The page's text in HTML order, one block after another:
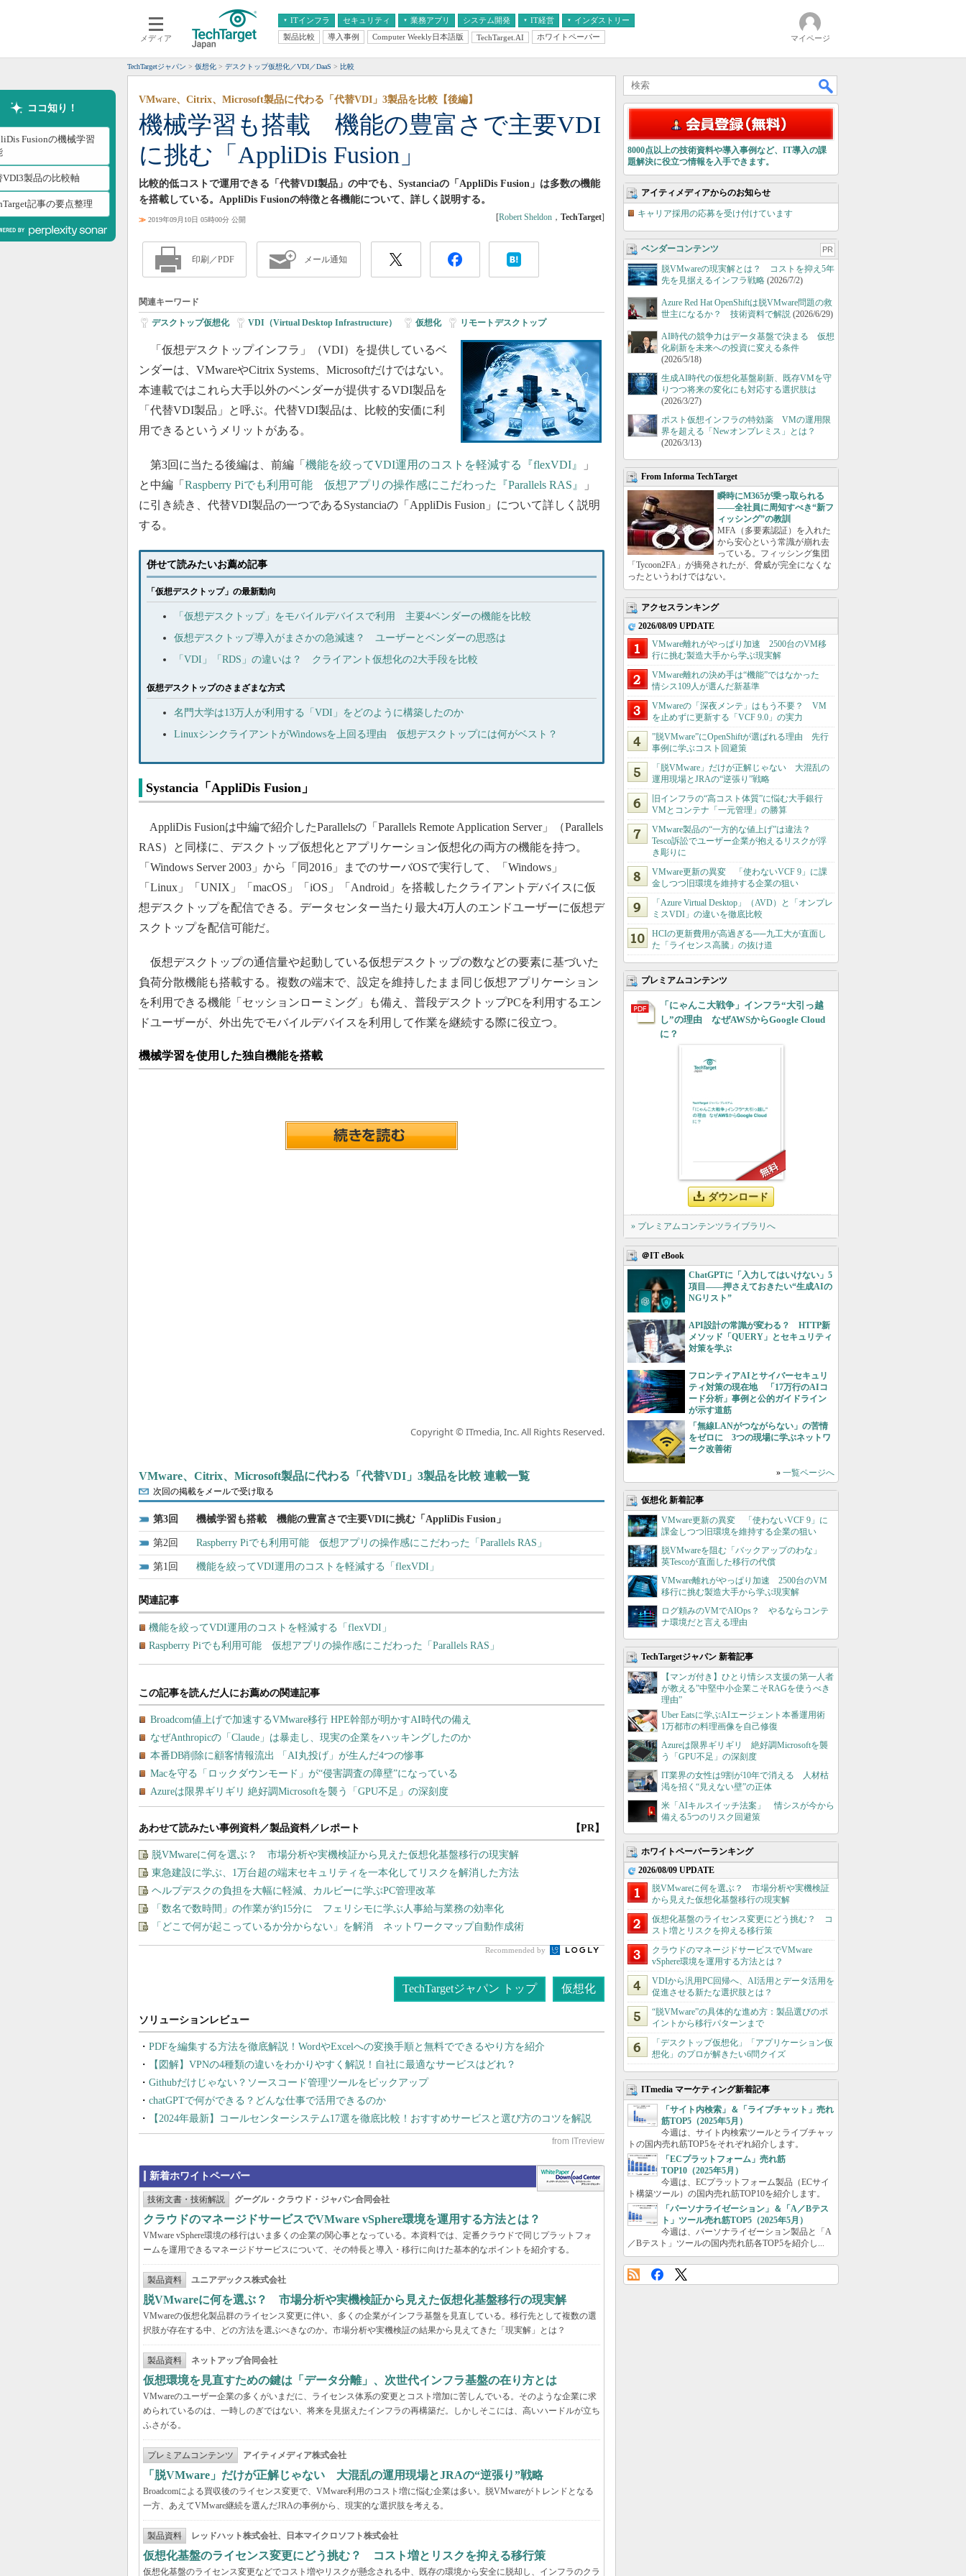
メディア
ITインフラ
クラウド
スマートモバイル
ネットワーク
システム運用管理
セキュリティ 業務アプリ
エンタープライズAI
ERP
CX
情報系システム
システム開発 IT経営
経営とIT
インダストリー
医療IT
製品比較 導入事例 Computer Weekly日本語版 TechTarget.AI ホワイトペーパー マイページ
TechTargetジャパン 仮想化 デスクトップ仮想化／VDI／DaaS 比較
ココ知り！
Fusionの機械学習
VDI3製品の比較軸
記事の要点整理
機械学習も搭載 機能の豊富さで主要VDI
に挑む「AppliDis Fusion」
VMware、Citrix、Microsoft製品に代わる「代替VDI」3製品を比較【後編】
比較的低コストで運用できる「代替VDI製品」の中でも、Systanciaの「AppliDis Fusion」は多数の機能
を搭載している。AppliDis Fusionの特徴と各機能について、詳しく説明する。
≫ 2019年09月10日 05時00分 公開 [Robert Sheldon ， TechTarget]
印刷／PDF メール通知
関連キーワード
デスクトップ仮想化| VDI（Virtual Desktop Infrastructure） 仮想化| リモートデスクトップ
「仮想デスクトップインフラ」（VDI）を提供しているベ
ンダーは、VMwareやCitrix Systems、Microsoftだけではない。
本連載ではこれら大手以外のベンダーが提供するVDI製品を
「代替VDI製品」と呼ぶ。代替VDI製品は、比較的安価に利
用できるというメリットがある。
第3回に当たる後編は、前編「 機能を絞ってVDI運用のコストを軽減する『flexVDI』
」
と中編「 Raspberry Piでも利用可能 仮想アプリの操作感にこだわった『Parallels RAS』
」
に引き続き、代替VDI製品の一つであるSystanciaの「AppliDis Fusion」について詳しく説明
する。
併せて読みたいお薦め記事
「仮想デスクトップ」の最新動向
「仮想デスクトップ」をモバイルデバイスで利用 主要4ベンダーの機能を比較
仮想デスクトップ導入がまさかの急減速？ ユーザーとベンダーの思惑は
「VDI」「RDS」の違いは？ クライアント仮想化の2大手段を比較
仮想デスクトップのさまざまな方式
名門大学は13万人が利用する「VDI」をどのように構築したのか
LinuxシンクライアントがWindowsを上回る理由 仮想デスクトップには何がベスト？
Systancia「AppliDis Fusion」
AppliDis Fusionは中編で紹介したParallelsの「Parallels Remote Application Server」（Parallels
RAS）と同様に、デスクトップ仮想化とアプリケーション仮想化の両方の機能を持つ。
「Windows Server 2003」から「同2016」までのサーバOSで実行して、「Windows」
「Linux」「UNIX」「macOS」「iOS」「Android」を搭載したクライアントデバイスに仮
想デスクトップを配信できる。データセンター当たり最大4万人のエンドユーザーに仮想デ
スクトップを配信可能だ。
仮想デスクトップの通信量や起動している仮想デスクトップの数などの要素に基づいた
負荷分散機能も搭載する。複数の端末で、設定を維持したまま同じ仮想アプリケーション
を利用できる機能「セッションローミング」も備え、普段デスクトップPCを利用するエン
ドユーザーが、外出先でモバイルデバイスを利用して作業を継続する際に役立つ。
機械学習を使用した独自機能を搭載
Copyright © ITmedia, Inc. All Rights Reserved.
VMware、Citrix、Microsoft製品に代わる「代替VDI」3製品を比較 連載一覧
次回の掲載をメールで受け取る
3 機械学習も搭載 機能の豊富さで主要VDIに挑む「AppliDis Fusion」
2 Raspberry Piでも利用可能 仮想アプリの操作感にこだわった「Parallels RAS」
1 機能を絞ってVDI運用のコストを軽減する「flexVDI」
関連記事
機能を絞ってVDI運用のコストを軽減する「flexVDI」
Raspberry Piでも利用可能 仮想アプリの操作感にこだわった「Parallels RAS」
あわせて読みたい事例資料／製品資料／レポート 【PR】
脱VMwareに何を選ぶ？ 市場分析や実機検証から見えた仮想化基盤移行の現実解
東急建設に学ぶ、1万台超の端末セキュリティを一本化してリスクを解消した方法
ヘルプデスクの負担を大幅に軽減、カルビーに学ぶPC管理改革
「数名で数時間」の作業が約15分に フェリシモに学ぶ人事給与業務の効率化
「どこで何が起こっているか分からない」を解消 ネットワークマップ自動作成術
Recommended by
TechTargetジャパン トップ 仮想化
PDFを編集する方法を徹底解説！WordやExcelへの変換手順と無料でできるやり方を紹介
【図解】VPNの4種類の違いをわかりやすく解説！自社に最適なサービスはどれ？
Githubだけじゃない？ソースコード管理ツールをピックアップ
chatGPTで何ができる？どんな仕事で活用できるのか
【2024年最新】コールセンターシステム17選を徹底比較！おすすめサービスと選び方のコツを解説
新着ホワイトペーパー
技術文書・技術解説 グーグル・クラウド・ジャパン合同会社
クラウドのマネージドサービスでVMware vSphere環境を運用する方法とは？
VMware vSphere環境の移行はいま多くの企業の関心事となっている。本資料では、定番クラウドで同じプラットフォ
ームを運用できるマネージドサービスについて、その特長と導入・移行に向けた基本的なポイントを紹介する。
製品資料 ユニアデックス株式会社
脱VMwareに何を選ぶ？ 市場分析や実機検証から見えた仮想化基盤移行の現実解
VMwareの仮想化製品群のライセンス変更に伴い、多くの企業がインフラ基盤を見直している。移行先として複数の選
択肢が存在する中、どの方法を選ぶべきなのか。市場分析や実機検証の結果から見えてきた「現実解」とは？
製品資料 ネットアップ合同会社
仮想環境を見直すための鍵は「データ分離」、次世代インフラ基盤の在り方とは
VMwareのユーザー企業の多くがいまだに、ライセンス体系の変更とコスト増加に苦しんでいる。そのような企業に求
められているのは、一時しのぎではない、将来を見据えたインフラの再構築だ。しかしそこには、高いハードルが立ち
ふさがる。
プレミアムコンテンツ アイティメディア株式会社
「脱VMware」だけが正解じゃない 大混乱の運用現場とJRAの“逆張り”戦略
Broadcomによる買収後のライセンス変更で、VMware利用のコスト増に悩む企業は多い。脱VMwareがトレンドとなる
一方、あえてVMware継続を選んだJRAの事例から、現実的な選択肢を考える。
製品資料 レッドハット株式会社、日本マイクロソフト株式会社
仮想化基盤のライセンス変更にどう挑む？ コスト増とリスクを抑える移行策
仮想化基盤のライセンス変更などでコスト増やリスクが懸念される中、既存の環境から安全に脱却し、インフラのクラ
8000点以上の技術資料や導入事例など、IT導入の課
題解決に役立つ情報を入手できます。
アイティメディアからのお知らせ
キャリア採用の応募を受け付けています
ベンダーコンテンツ PR
脱VMwareの現実解とは？ コストを抑え5年
先を見据えるインフラ戦略 (2026/7/2)
Azure Red Hat OpenShiftは脱VMware問題の救
世主になるか？ 技術資料で解説 (2026/6/29)
AI時代の競争力はデータ基盤で決まる 仮想
化刷新を未来への投資に変える条件
(2026/5/18)
生成AI時代の仮想化基盤刷新、既存VMを守
りつつ将来の変化にも対応する選択肢は
(2026/3/27)
ポスト仮想インフラの特効薬 VMの運用限
界を超える「Newオンプレミス」とは？
(2026/3/13)
From Informa TechTarget
瞬時にM365が乗っ取られる
――全社員に周知すべき“新フ
ィッシング”の教訓
MFA（多要素認証）を入れた
から安心という常識が崩れ去
っている。フィッシング集団
「Tycoon2FA」が摘発されたが、脅威が完全になくな
ったというわけではない。
アクセスランキング
2026/08/09 UPDATE
VMware離れがやっぱり加速 2500台のVM移
行に挑む製造大手から学ぶ現実解
VMware離れの決め手は“機能”ではなかった
情シス109人が選んだ新基準
VMwareの「深夜メンテ」はもう不要？ VM
を止めずに更新する「VCF 9.0」の実力
”脱VMware”にOpenShiftが選ばれる理由 先行
事例に学ぶコスト回避策
「脱VMware」だけが正解じゃない 大混乱の
運用現場とJRAの“逆張り”戦略
旧インフラの“高コスト体質”に悩む大手銀行
VMとコンテナ「一元管理」の勝算
VMware製品の“一方的な値上げ”は違法？
Tesco訴訟でユーザー企業が抱えるリスクが浮
き彫りに
VMware更新の異変 「使わないVCF 9」に課
金しつつ旧環境を維持する企業の狙い
「Azure Virtual Desktop」（AVD）と「オンプレ
ミスVDI」の違いを徹底比較
HCIの更新費用が高過ぎる──九工大が直面し
た「ライセンス高騰」の抜け道
プレミアムコンテンツ
「にゃんこ大戦争」インフラ“大引っ越
し”の理由 なぜAWSからGoogle Cloud
に？
ダウンロード
» プレミアムコンテンツライブラリへ
＠IT eBook
ChatGPTに「入力してはいけない」5
項目――押さえておきたい“生成AIの
NGリスト”
API設計の常識が変わる？ HTTP新
メソッド「QUERY」とセキュリティ
対策を学ぶ
フロンティアAIとサイバーセキュリ
ティ対策の現在地 「17万行のAIコ
ード分析」事例と公的ガイドライン
が示す道筋
「無線LANがつながらない」の苦情
をゼロに 3つの現場に学ぶネットワ
ーク改善術
» 一覧ページへ
仮想化 新着記事
VMware更新の異変 「使わないVCF 9」に
課金しつつ旧環境を維持する企業の狙い
脱VMwareを阻む「バックアップのわな」
英Tescoが直面した移行の代償
VMware離れがやっぱり加速 2500台のVM
移行に挑む製造大手から学ぶ現実解
ログ頼みのVMでAIOps？ やるならコンテ
ナ環境だと言える理由
TechTargetジャパン 新着記事
【マンガ付き】ひとり情シス支援の第一人者
が教える”中堅中小企業こそRAGを使うべき
理由”
Uber Eatsに学ぶAIエージェント本番運用術
1万都市の料理画像を自己修復
Azureは限界ギリギリ 絶好調Microsoftを襲
う「GPU不足」の深刻度
IT業界の女性は9割が10年で消える 人材枯
渇を招く“見えない壁”の正体
米「AIキルスイッチ法案」 情シスが今から
備える5つのリスク回避策
ホワイトペーパーランキング
2026/08/09 UPDATE
脱VMwareに何を選ぶ？ 市場分析や実機検証
から見えた仮想化基盤移行の現実解
仮想化基盤のライセンス変更にどう挑む？ コ
スト増とリスクを抑える移行策
クラウドのマネージドサービスでVMware
vSphere環境を運用する方法とは？
VDIから汎用PC回帰へ、AI活用とデータ活用を
促進させる新たな選択肢とは？
“脱VMware”の具体的な進め方：製品選びのポ
イントから移行パターンまで
「デスクトップ仮想化」「アプリケーション仮
想化」のプロが解きたい6問クイズ
ITmedia マーケティング新着記事
「サイト内検索」＆「ライブチャット」売れ
筋TOP5（2025年5月）
今週は、サイト内検索ツールとライブチャッ
トの国内売れ筋TOP5をそれぞれ紹介します。
「ECプラットフォーム」売れ筋
TOP10（2025年5月）
今週は、ECプラットフォーム製品（ECサイ
ト構築ツール）の国内売れ筋TOP10を紹介します。
「パーソナライゼーション」＆「A／Bテス
ト」ツール売れ筋TOP5（2025年5月）
今週は、パーソナライゼーション製品と「A
／Bテスト」ツールの国内売れ筋各TOP5を紹介し...